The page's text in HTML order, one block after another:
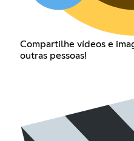
Compartilhe vídeos e
outras pessoas!